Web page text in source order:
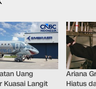
Uang
Kuasai Langit
Ariana
Hiatus